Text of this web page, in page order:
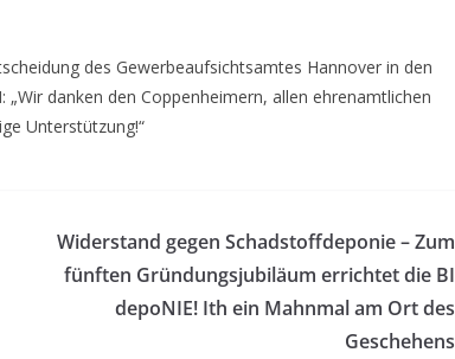
des Gewerbeaufsichtsamtes Hannover in den
danken den Coppenheimern, allen ehrenamtlichen
Unterstützung!“
Widerstand gegen Schadstoffdeponie – Zum
fünften Gründungsjubiläum errichtet die BI
depoNIE! Ith ein Mahnmal am Ort des
Geschehens